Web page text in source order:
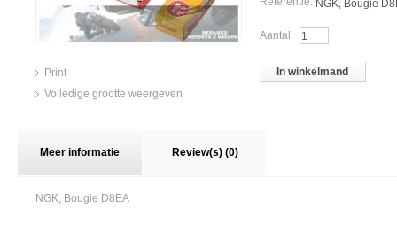
Print
Volledige grootte weergeven
NGK, Bougie
Aantal:
In winkelmand
Meer informatie Review(s) (0)
NGK, Bougie D8EA